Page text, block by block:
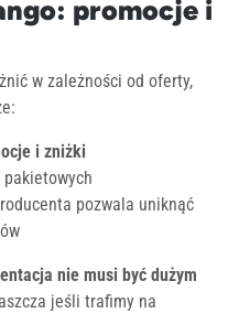
promocje i
w zależności od oferty,
i zniżki
pozwala uniknąć
nie musi być dużym
jeśli trafimy na